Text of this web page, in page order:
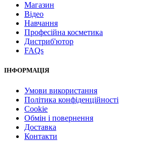
Магазин
Відео
Навчання
Професійна косметика
Дистриб'ютор
FAQs
ІНФОРМАЦІЯ
Умови використання
Політика конфіденційності
Cookie
Обмін і повернення
Доставка
Контакти